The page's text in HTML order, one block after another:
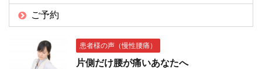
ご予約
患者様の声（慢性腰痛）
片側だけ腰が痛いあなたへ